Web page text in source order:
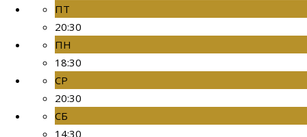
ПТ
20:30
ПН
18:30
СР
20:30
СБ
14:30